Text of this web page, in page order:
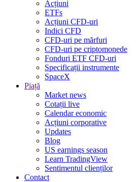
Acțiuni
ETFs
Acțiuni CFD-uri
Indici CFD
CFD-uri pe mărfuri
CFD-uri pe criptomonede
Fonduri ETF CFD-uri
Specificații instrumente
SpaceX
Piață
Market news
Cotații live
Calendar economic
Acțiuni corporative
Updates
Blog
US earnings season
Learn TradingView
Sentimentul clienților
Contact